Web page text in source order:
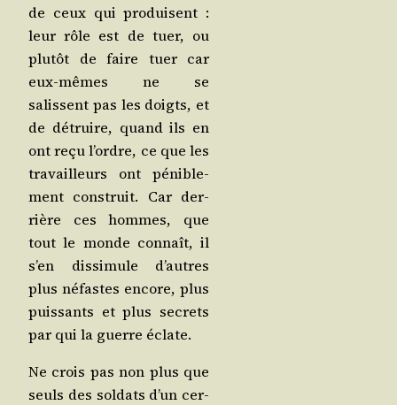
de ceux qui pro­duisent :
leur rôle est de tuer, ou
plu­tôt de faire tuer car
eux-mêmes ne se
salissent pas les doigts, et
de détruire, quand ils en
ont reçu l’ordre, ce que les
tra­vailleurs ont péni­ble­
ment construit. Car der­
rière ces hommes, que
tout le monde connaît, il
s’en dis­si­mule d’autres
plus néfastes encore, plus
puis­sants et plus secrets
par qui la guerre éclate.
Ne crois pas non plus que
seuls des sol­dats d’un cer­